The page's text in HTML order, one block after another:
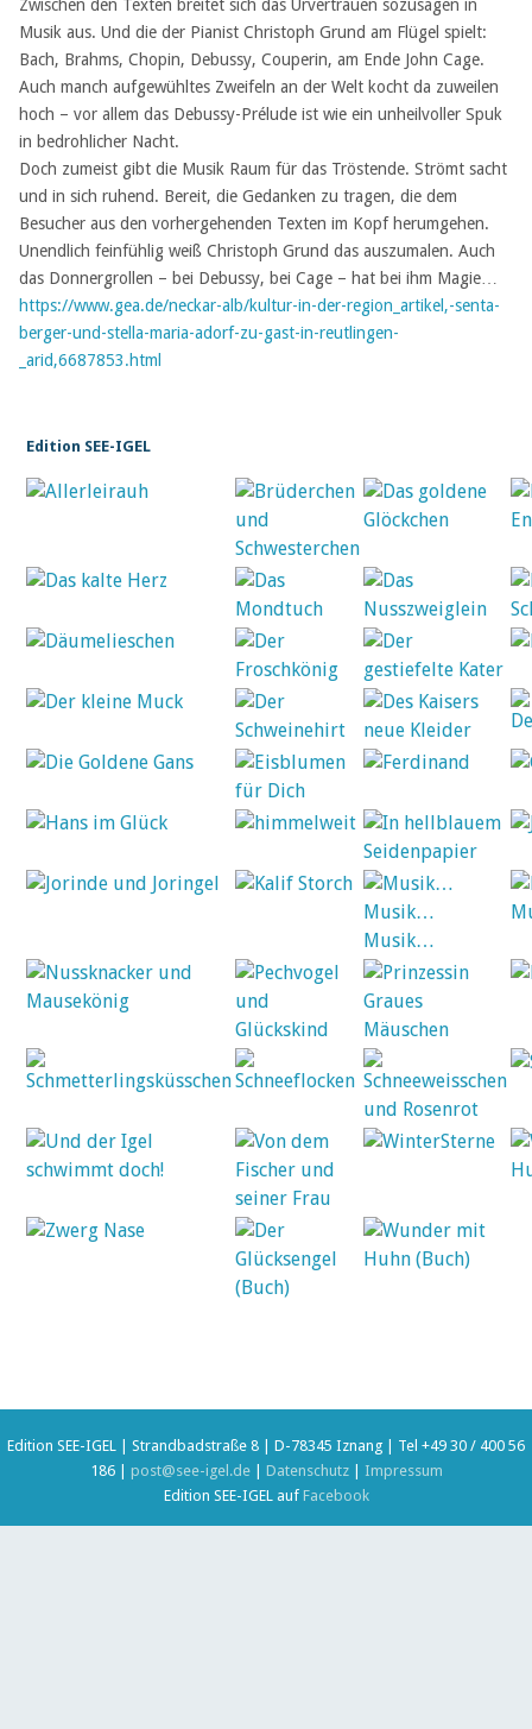
Zwischen den Texten breitet sich das Urvertrauen sozusagen in
Musik aus. Und die der Pianist Christoph Grund am Flügel spielt:
Bach, Brahms, Chopin, Debussy, Couperin, am Ende John Cage.
Auch manch aufgewühltes Zweifeln an der Welt kocht da zuweilen
hoch – vor allem das Debussy-Prélude ist wie ein unheilvoller Spuk
in bedrohlicher Nacht.
Doch zumeist gibt die Musik Raum für das Tröstende. Strömt sacht
und in sich ruhend. Bereit, die Gedanken zu tragen, die dem
Besucher aus den vorhergehenden Texten im Kopf herumgehen.
Unendlich feinfühlig weiß Christoph Grund das auszumalen. Auch
das Donnergrollen – bei Debussy, bei Cage – hat bei ihm Magie…
https://www.gea.de/neckar-alb/kultur-in-der-region_artikel,-senta-
berger-und-stella-maria-adorf-zu-gast-in-reutlingen-
_arid,6687853.html
Edition SEE-IGEL
Edition SEE-IGEL | Strandbadstraße 8 | D-78345 Iznang | Tel +49 30 / 400 56
186 | post@see-igel.de| Datenschutz| Impressum
Edition SEE-IGEL auf Facebook